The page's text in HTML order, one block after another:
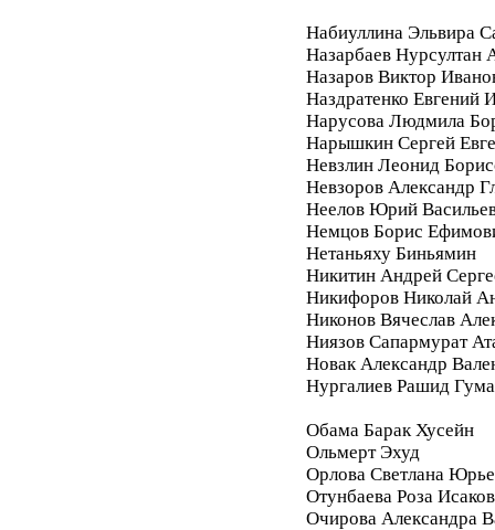
Набиуллина Эльвира
Назарбаев Нурсултан
Назаров Виктор
Наздратенко Евгений
Нарусова Людмила
Нарышкин Сергей
Невзлин Леонид
Невзоров Александр
Неелов Юрий
Немцов Борис
Нетаньяху Биньямин
Никитин Андрей
Никифоров Николай
Никонов Вячеслав
Ниязов Сапармурат
Новак Александр
Нургалиев Рашид
Обама Барак Хусейн
Ольмерт Эхуд
Орлова Светлана
Отунбаева Роза
Очирова Александра